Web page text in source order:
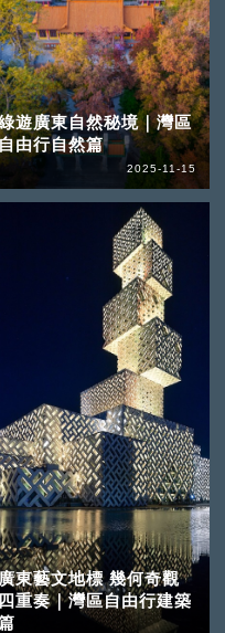
遊廣東自然秘境｜灣區
由行自然篇
2025-11-15
東藝文地標 幾何奇觀
四重奏｜灣區自由行建築